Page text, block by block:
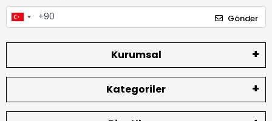
Gönder
Kurumsal
Kategoriler